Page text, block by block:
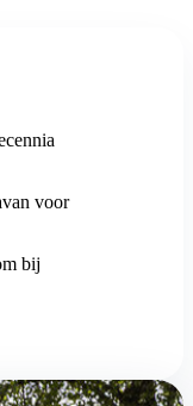
voor
bij